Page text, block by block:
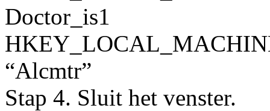
Doctor_is1
“Alcmtr”
Stap 4. Sluit het venster.